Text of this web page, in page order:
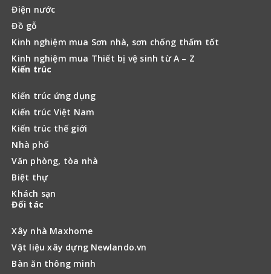
Điện nước
Đồ gỗ
Kinh nghiệm mua Sơn nhà, sơn chống thấm tốt
Kinh nghiệm mua Thiết bị vệ sinh từ A – Z
Kiến trúc
Kiến trúc ứng dụng
Kiến trúc Việt Nam
Kiến trúc thế giới
Nhà phố
Văn phòng, tòa nhà
Biệt thự
Khách sạn
Đối tác
Xây nhà Maxhome
Vật liệu xây dựng Newlando.vn
Bàn ăn thông minh